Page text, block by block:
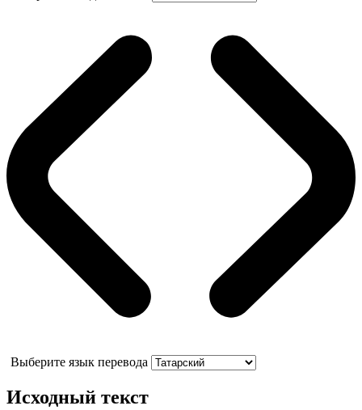
Выберите язык перевода
Исходный текст